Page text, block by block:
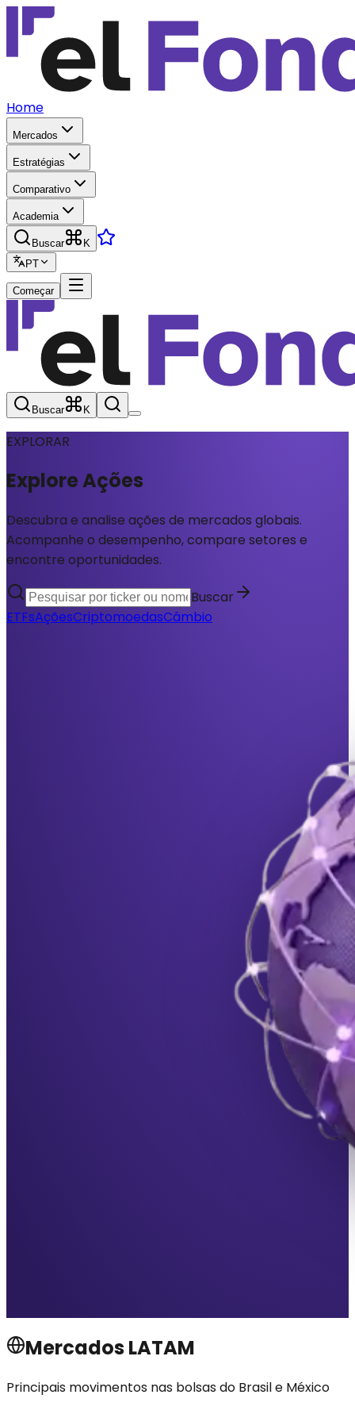
Home
Mercados
Estratégias
Comparativo
Academia
Buscar
K
PT
Começar
Buscar K
EXPLORAR
ExploreAções
Descubra e analise ações de mercados globais.
Acompanhe o desempenho, compare setores e
encontre oportunidades.
Buscar
ETFsAçõesCriptomoedasCâmbio
Mercados LATAM
Principais movimentos nas bolsas do Brasil e México